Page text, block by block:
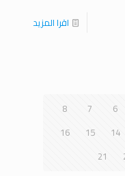
اقرا المزيد
6
7
8
14
15
16
21